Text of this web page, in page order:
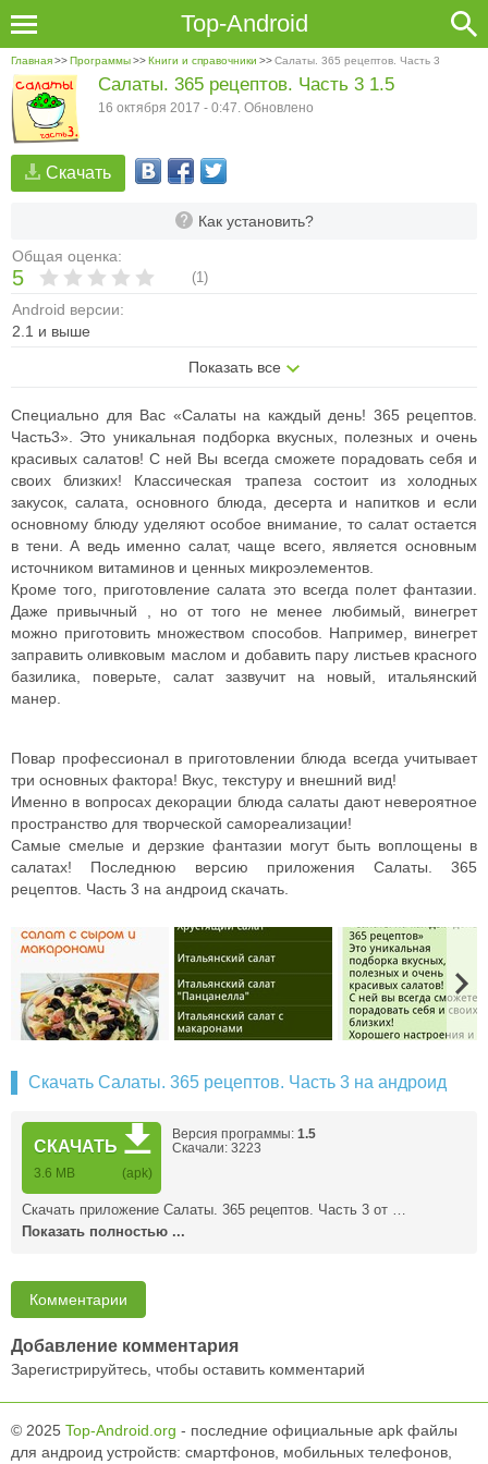
Top-Android
Главная>>Программы>>Книги и справочники >>Салаты. 365 рецептов. Часть 3
Скачать
Как установить?
Общая оценка:
5 (1)
Android версии:
2.1 и выше
Показать все
Салаты. 365 рецептов. Часть 3 1.5
16 октября 2017 - 0:47. Обновлено
Специально для Вас «Салаты на каждый день! 365 рецептов.
Часть3». Это уникальная подборка вкусных, полезных и очень
красивых салатов! С ней Вы всегда сможете порадовать себя и
своих близких! Классическая трапеза состоит из холодных
закусок, салата, основного блюда, десерта и напитков и если
основному блюду уделяют особое внимание, то салат остается
в тени. А ведь именно салат, чаще всего, является основным
источником витаминов и ценных микроэлементов.
Кроме того, приготовление салата это всегда полет фантазии.
Даже привычный , но от того не менее любимый, винегрет
можно приготовить множеством способов. Например, винегрет
заправить оливковым маслом и добавить пару листьев красного
базилика, поверьте, салат зазвучит на новый, итальянский
манер.
Повар профессионал в приготовлении блюда всегда учитывает
три основных фактора! Вкус, текстуру и внешний вид!
Именно в вопросах декорации блюда салаты дают невероятное
пространство для творческой самореализации!
Самые смелые и дерзкие фантазии могут быть воплощены в
салатах! Последнюю версию приложения Салаты. 365
рецептов. Часть 3 на андроид скачать.
Скачать Салаты. 365 рецептов. Часть 3 на андроид
СКАЧАТЬ
3.6 MB (apk)
Версия программы: 1.5
Скачали: 3223
Скачать приложение Салаты. 365 рецептов. Часть 3 от …
Показать полностью ...
Комментарии
Добавление комментария
Зарегистрируйтесь, чтобы оставить комментарий
© 2025 Top-Android.org - последние официальные apk файлы
для андроид устройств: смартфонов, мобильных телефонов,